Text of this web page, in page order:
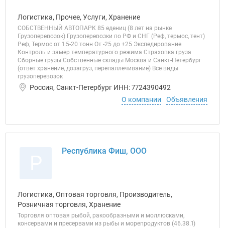
Логистика, Прочее, Услуги, Хранение
СОБСТВЕННЫЙ АВТОПАРК 85 едениц (8 лет на рынке
Грузоперевозок) Грузоперевозки по РФ и СНГ (Реф, термос, тент)
Реф, Термос от 1.5-20 тонн От -25 до +25 Экспедирование
Контроль и замер температурного режима Страховка груза
Сборные грузы Собственные склады Москва и Санкт-Петербург
(ответ хранение, дозагруз, перепаллечивание) Все виды
грузоперевозок
Россия, Санкт-Петербург ИНН: 7724390492
О компании
Объявления
Республика Фиш, ООО
Логистика, Оптовая торговля, Производитель,
Розничная торговля, Хранение
Торговля оптовая рыбой, ракообразными и моллюсками,
консервами и пресервами из рыбы и морепродуктов (46.38.1)